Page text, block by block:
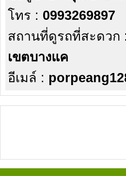
โทร : 0993269897
สถานที่ดูรถที่สะดวก :
เขตบางแค
อีเมล์ :